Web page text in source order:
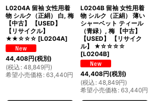
L0204A 留袖 女性用着
物 シルク（正絹） 白, 梅
【中古】 【USED】
【リサイクル】
★★☆☆☆ [L0204A]
44,408円(税別)
(税込 : 48,849円)
希望小売価格: 63,440円
L0204B 留袖 女性用着
物 シルク（正絹） 薄い
シャーベット ティール
（青緑）, 梅 【中古】
【USED】 【リサイク
ル】 ★☆☆☆☆
[L0204B]
44,408円(税別)
(税込 : 48,849円)
希望小売価格: 63,440円